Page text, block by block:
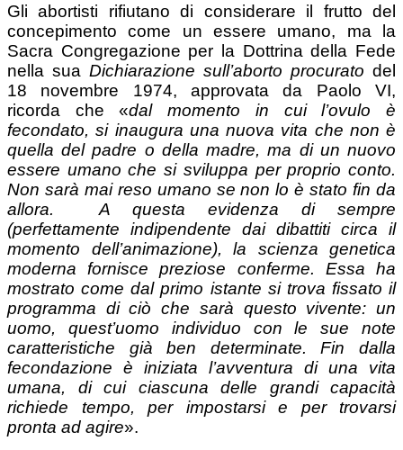
Gli abortisti rifiutano di considerare il frutto del
concepimento come un essere umano, ma la
Sacra Congregazione per la Dottrina della Fede
nella sua Dichiarazione sull’aborto procurato del
18 novembre 1974, approvata da Paolo VI,
ricorda che «dal momento in cui l’ovulo è
fecondato, si inaugura una nuova vita che non è
quella del padre o della madre, ma di un nuovo
essere umano che si sviluppa per proprio conto.
Non sarà mai reso umano se non lo è stato fin da
allora.
A questa evidenza di sempre
(perfettamente indipendente dai dibattiti circa il
momento dell’animazione), la scienza genetica
moderna fornisce preziose conferme. Essa ha
mostrato come dal primo istante si trova fissato il
programma di ciò che sarà questo vivente: un
uomo, quest’uomo individuo con le sue note
caratteristiche già ben determinate. Fin dalla
fecondazione è iniziata l’avventura di una vita
umana, di cui ciascuna delle grandi capacità
richiede tempo, per impostarsi e per trovarsi
pronta ad agire».